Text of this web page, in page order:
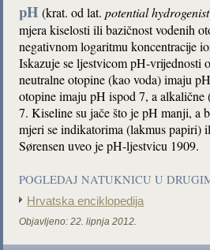
pH (krat. od lat.potential hydrogenist
mjera kiselosti ili bazičnost vodenih
negativnom logaritmu koncentracije
Iskazuje se ljestvicom pH-vrijednosti
neutralne otopine (kao voda) imaju
otopine imaju pH ispod 7, a alkalične
7. Kiseline su jače što je pH manji, a
mjeri se indikatorima (lakmus papiri)
Sørensen uveo je pH-ljestvicu 1909.
POGLEDAJ NATUKNICU U
Hrvatska enciklopedija
Objavljeno: 22. lipnja 2012.